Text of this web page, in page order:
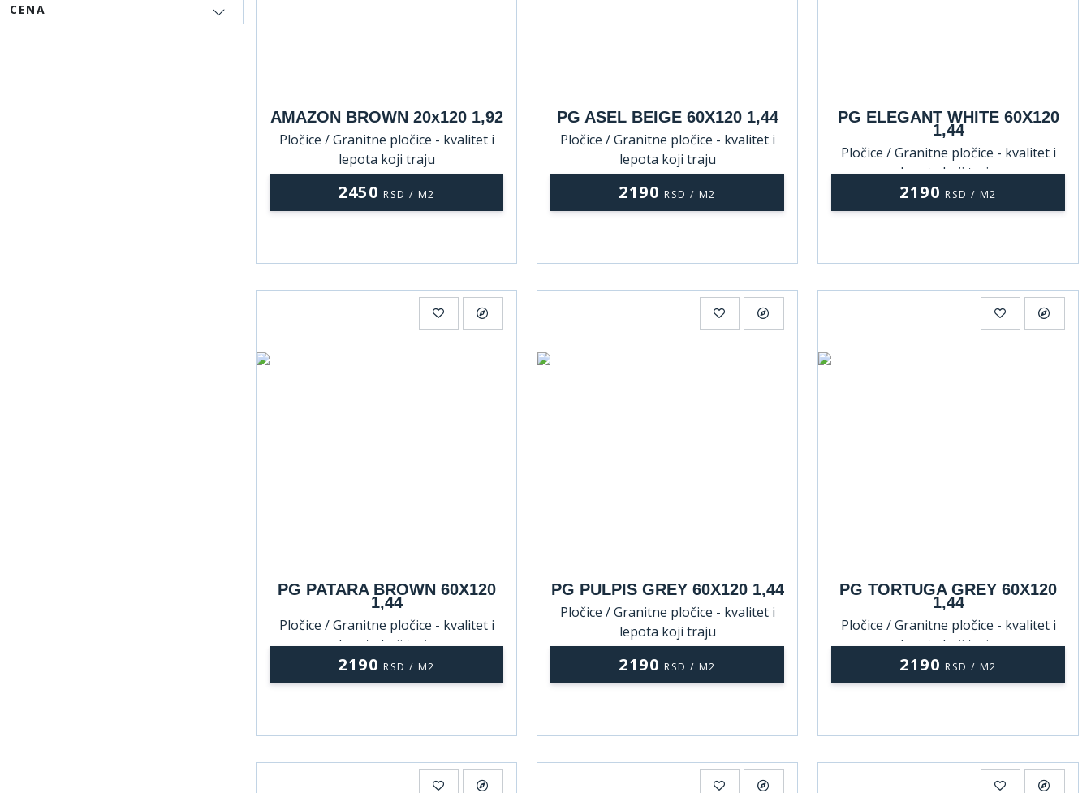
CENA
AMAZON BROWN 20x120 1,92
Pločice / Granitne pločice - kvalitet i
lepota koji traju
2450 RSD / M2
PG ASEL BEIGE 60X120 1,44
Pločice / Granitne pločice - kvalitet i
lepota koji traju
2190 RSD / M2
PG ELEGANT WHITE 60X120
1,44
Pločice / Granitne pločice - kvalitet i
lepota koji traju
2190 RSD / M2
PG PATARA BROWN 60X120
1,44
Pločice / Granitne pločice - kvalitet i
lepota koji traju
2190 RSD / M2
PG PULPIS GREY 60X120 1,44
Pločice / Granitne pločice - kvalitet i
lepota koji traju
2190 RSD / M2
PG TORTUGA GREY 60X120
1,44
Pločice / Granitne pločice - kvalitet i
lepota koji traju
2190 RSD / M2